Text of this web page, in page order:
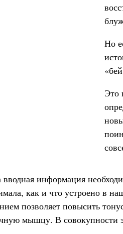
Но
Это
информация
как и что устроено в
позволяет повысить
мышцу. В совокупности